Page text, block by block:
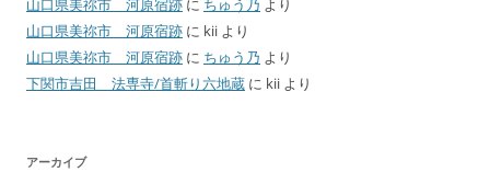
山口県美祢市 河原宿跡 に ちゅう乃 より
山口県美祢市 河原宿跡 に kii より
山口県美祢市 河原宿跡 に ちゅう乃 より
下関市吉田 法専寺/首斬り六地蔵 に kii より
アーカイブ